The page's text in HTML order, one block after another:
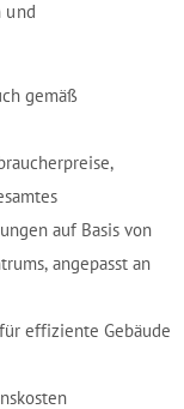
und
gemäß
auf Basis von
angepasst an
effiziente Gebäude